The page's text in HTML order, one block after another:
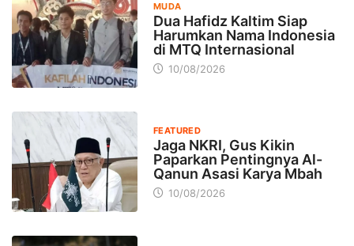
MUDA
Dua Hafidz Kaltim Siap
Harumkan Nama Indonesia
di MTQ Internasional
10/08/2026
FEATURED
Jaga NKRI, Gus Kikin
Paparkan Pentingnya Al-
Qanun Asasi Karya Mbah
10/08/2026